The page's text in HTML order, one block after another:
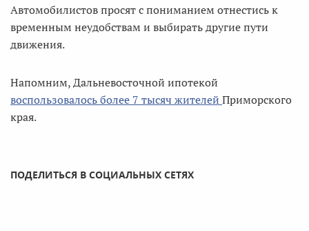
Автомобилистов просят с пониманием отнестись к
временным неудобствам и выбирать другие пути
движения.
Напомним, Дальневосточной ипотекой
воспользовалось более 7 тысяч жителей Приморского
края.
ПОДЕЛИТЬСЯ В СОЦИАЛЬНЫХ СЕТЯХ